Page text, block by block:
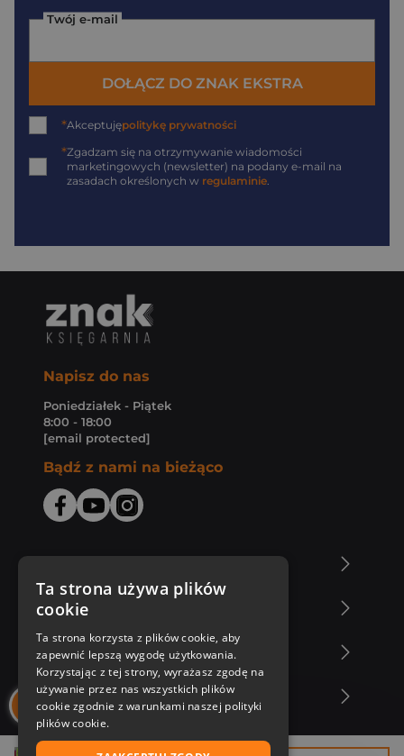
Twój e-mail
DOŁĄCZ DO ZNAK EKSTRA
*Akceptujępolitykę prywatności
*Zgadzam się na otrzymywanie wiadomości
marketingowych (newsletter) na podany e-mail na
zasadach określonych w regulaminie
Napisz do nas
Poniedziałek - Piątek
8:00 - 18:00
[email protected]
Bądź z nami na bieżąco
Zakupy u nas
Nasza oferta
Nasi autorzy
Ta strona używa plików
cookie
Ta strona korzysta z plików cookie, aby
zapewnić lepszą wygodę użytkowania.
Korzystając z tej strony, wyrażasz zgodę na
używanie przez nas wszystkich plików
cookie zgodnie z warunkami naszej polityki
plików cookie.